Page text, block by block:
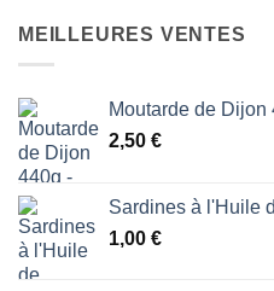
MEILLEURES VENTES
Moutarde de Dijon
2,50 €
Sardines à l'Huile
1,00 €